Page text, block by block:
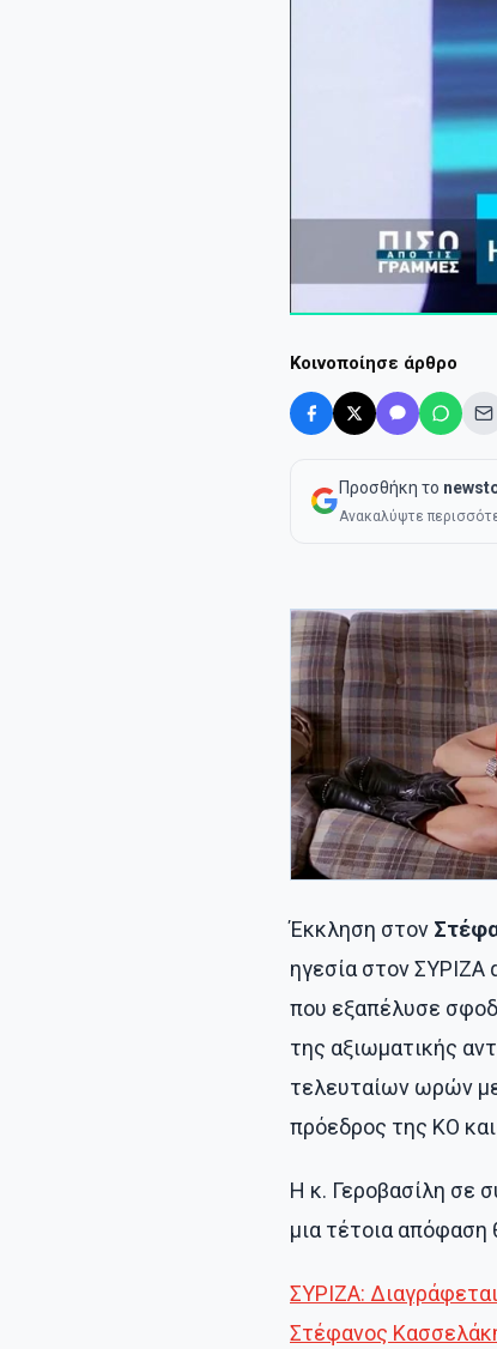
Κοινοποίησε άρθρο
Προσθήκη το
Ανακαλύψτε
Έκκληση στον
ηγεσία στον
που εξαπέλυσε
της αξιωματικής
τελευταίων ωρών
πρόεδρος της ΚΟ
Η κ. Γεροβασίλη σε
μια τέτοια απόφαση
ΣΥΡΙΖΑ:
Στέφανος